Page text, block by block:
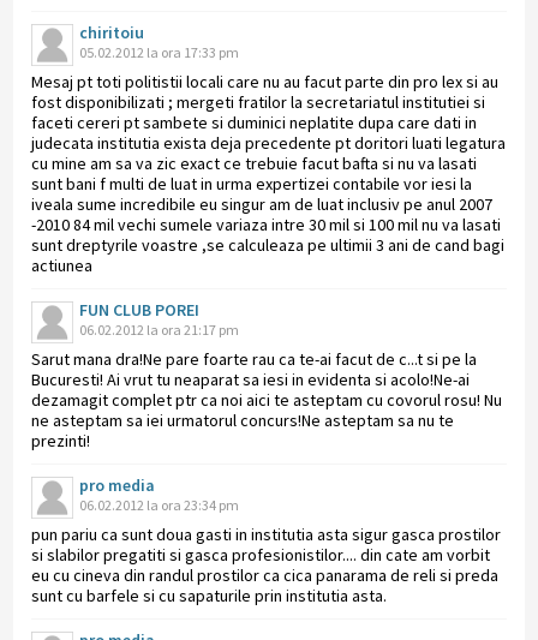
chiritoiu
05.02.2012 la ora 17:33 pm
Mesaj pt toti politistii locali care nu au facut parte din pro lex si au
fost disponibilizati ; mergeti fratilor la secretariatul institutiei si
faceti cereri pt sambete si duminici neplatite dupa care dati in
judecata institutia exista deja precedente pt doritori luati legatura
cu mine am sa va zic exact ce trebuie facut bafta si nu va lasati
sunt bani f multi de luat in urma expertizei contabile vor iesi la
iveala sume incredibile eu singur am de luat inclusiv pe anul 2007
-2010 84 mil vechi sumele variaza intre 30 mil si 100 mil nu va lasati
sunt dreptyrile voastre ,se calculeaza pe ultimii 3 ani de cand bagi
actiunea
FUN CLUB POREI
06.02.2012 la ora 21:17 pm
Sarut mana dra!Ne pare foarte rau ca te-ai facut de c...t si pe la
Bucuresti! Ai vrut tu neaparat sa iesi in evidenta si acolo!Ne-ai
dezamagit complet ptr ca noi aici te asteptam cu covorul rosu! Nu
ne asteptam sa iei urmatorul concurs!Ne asteptam sa nu te
prezinti!
pro media
06.02.2012 la ora 23:34 pm
pun pariu ca sunt doua gasti in institutia asta sigur gasca prostilor
si slabilor pregatiti si gasca profesionistilor.... din cate am vorbit
eu cu cineva din randul prostilor ca cica panarama de reli si preda
sunt cu barfele si cu sapaturile prin institutia asta.